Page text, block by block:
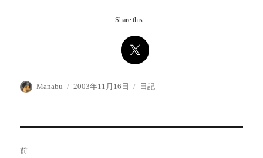
Share this...
投
Manabu
投
2003年11月16日
カ
日記
前